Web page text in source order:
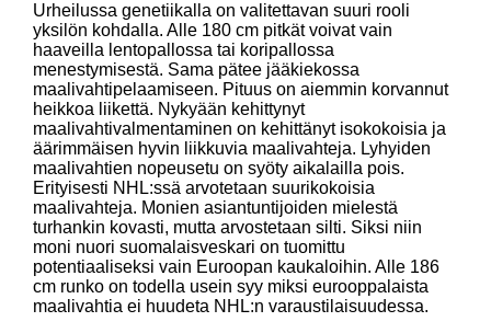
Urheilussa genetiikalla on valitettavan suuri rooli
yksilön kohdalla. Alle 180 cm pitkät voivat vain
haaveilla lentopallossa tai koripallossa
menestymisestä. Sama pätee jääkiekossa
maalivahtipelaamiseen. Pituus on aiemmin korvannut
heikkoa liikettä. Nykyään kehittynyt
maalivahtivalmentaminen on kehittänyt isokokoisia ja
äärimmäisen hyvin liikkuvia maalivahteja. Lyhyiden
maalivahtien nopeusetu on syöty aikalailla pois.
Erityisesti NHL:ssä arvotetaan suurikokoisia
maalivahteja. Monien asiantuntijoiden mielestä
turhankin kovasti, mutta arvostetaan silti. Siksi niin
moni nuori suomalaisveskari on tuomittu
potentiaaliseksi vain Euroopan kaukaloihin. Alle 186
cm runko on todella usein syy miksi eurooppalaista
maalivahtia ei huudeta NHL:n varaustilaisuudessa.